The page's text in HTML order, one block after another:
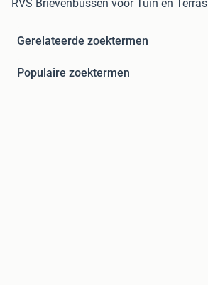
RVS Brievenbussen voor Tuin en Terras
Gerelateerde zoektermen
Populaire zoektermen